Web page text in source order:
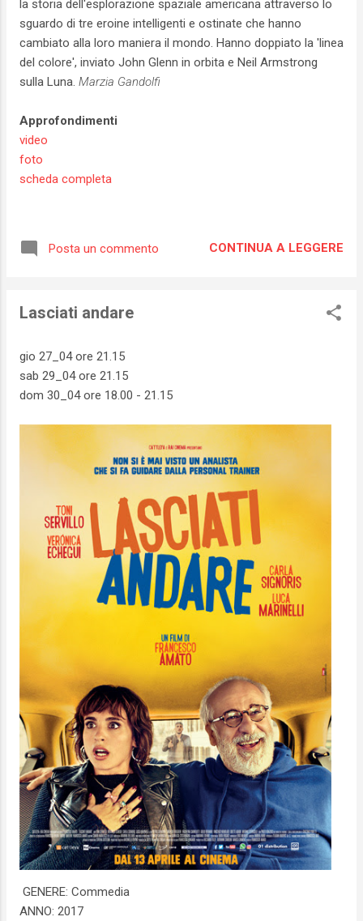
la storia dell'esplorazione spaziale americana attraverso lo
sguardo di tre eroine intelligenti e ostinate che hanno
cambiato alla loro maniera il mondo. Hanno doppiato la 'linea
del colore', inviato John Glenn in orbita e Neil Armstrong
sulla Luna. Marzia Gandolfi
Approfondimenti
video
foto
scheda completa
Posta un commento CONTINUA A LEGGERE
Lasciati andare
gio 27_04 ore 21.15
sab 29_04 ore 21.15
dom 30_04 ore 18.00 - 21.15
GENERE: Commedia
ANNO: 2017